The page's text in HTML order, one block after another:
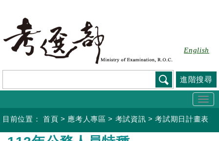
要
容
English
進階搜尋
目前位置： 首頁 > 應考人專區 > 考試資訊 >考試期日計畫表
:::